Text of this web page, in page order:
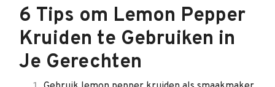
6 Tips om Lemon Pepper
Kruiden te Gebruiken in
Je Gerechten